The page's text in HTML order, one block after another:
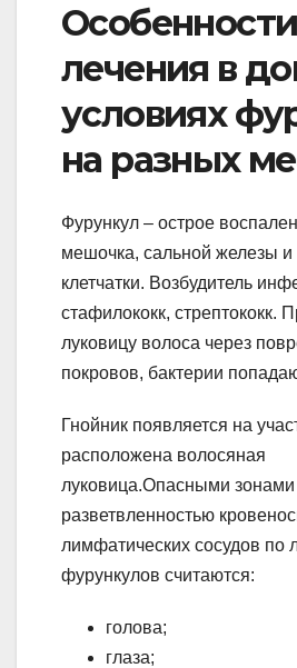
Особенности
лечения в
условиях
на разных
Фурункул – острое
мешочка, сальной железы и
клетчатки. Возбудитель
стафилококк, стрептококк.
луковицу волоса через
покровов, бактерии
Гнойник появляется на
расположена волосяная
луковица.Опасными зонами
разветвленностью
лимфатических сосудов по
фурункулов считаются:
голова;
глаза;